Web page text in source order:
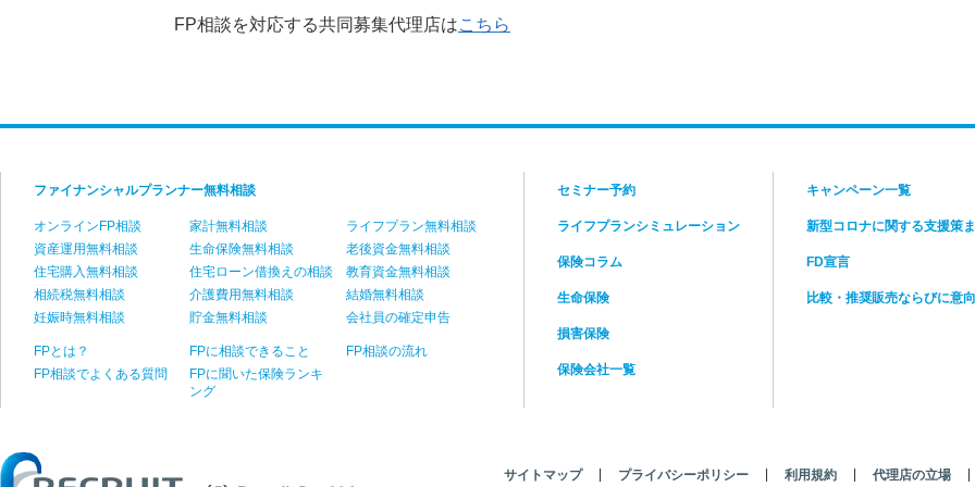
あなたやご家族の状況やご希望をお伺いい
未来のライフプランを作成
お伺いした内容をもとに、今後の長期キャ
FP相談を対応する共同募集代理店はこちら
ファイナンシャルプランナー無料相談
オンラインFP相談 家計無料相談
ライフプラン無料相談
資産運用無料相談
生命保険無料相談
老後資金無料相談
住宅購入無料相談
住宅ローン借換えの相談
教育資金無料相談
相続税無料相談
介護費用無料相談
結婚無料相談
妊娠時無料相談
貯金無料相談 会社員の確定申告
FPとは？ FPに相談できること
FP相談の流れ
FP相談でよくある質問
FPに聞いた保険ランキ
ング
セミナー予約
ライフプランシミュレーション
保険コラム
生命保険
損害保険
保険会社一覧
キャンペーン一覧
新型コロナに関する支援策
FD宣言
比較・推奨販売ならびに意
サイトマップ プライバシーポリシー 利用規約 代理店の立場